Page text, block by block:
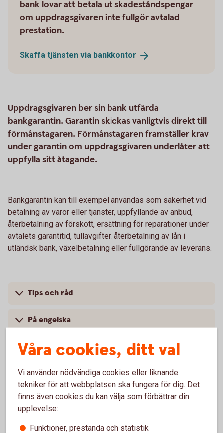
bank lovar att betala ut skadeståndspengar
om uppdragsgivaren inte fullgör avtalad
prestation.
Skaffa tjänsten via bankkontor
Uppdragsgivaren ber sin bank utfärda
bankgarantin. Garantin skickas vanligtvis direkt till
förmånstagaren. Förmånstagaren framställer krav
under garantin om uppdragsgivaren underlåter att
uppfylla sitt åtagande.
Bankgarantin kan till exempel användas som säkerhet vid
betalning av varor eller tjänster, uppfyllande av anbud,
återbetalning av förskott, ersättning för reparationer under
avtalets garantitid, tullavgifter, återbetalning av lån i
utländsk bank, växelbetalning eller fullgörande av leverans.
Tips och råd
På engelska
Pris
Skaffa tjänsten
Våra cookies, ditt val
Vi använder nödvändiga cookies eller liknande
tekniker för att webbplatsen ska fungera för dig. Det
finns även cookies du kan välja som förbättrar din
upplevelse:
Funktioner, prestanda och statistik